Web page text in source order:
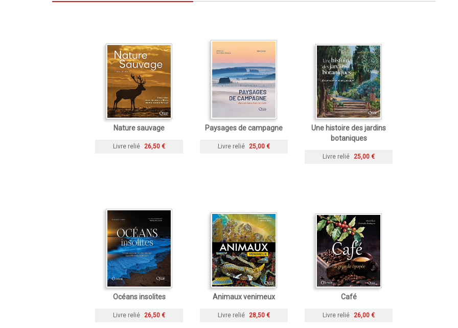
Nature sauvage
Livre relié 26,50 €
Paysages de campagne
Livre relié 25,00 €
Une histoire des jardins
botaniques
Livre relié 25,00 €
Océans insolites
Livre relié 26,50 €
Animaux venimeux
Livre relié 28,50 €
Café
Livre relié 26,00 €